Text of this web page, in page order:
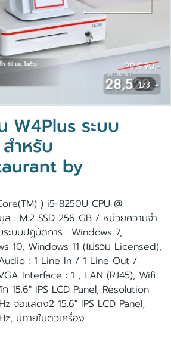
1/3
W4Plus ระบบ
ำหรับ
by
) i5-8250U CPU @
: M.2 SSD 256 GB / หน่วยความจำ
ะบบปฏิบัติการ : Windows 7,
10, Windows 11 (ไม่รวม Licensed),
: 1 Line In / 1 Line Out /
Interface : 1 , LAN (RJ45), Wifi
15.6" IPS LCD Panel, Resolution
จอแสดง2 15.6" IPS LCD Panel,
มีภายในตัวเครื่อง